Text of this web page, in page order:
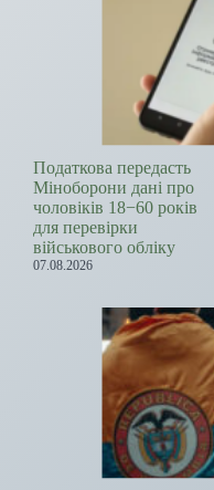
Податкова передасть
Міноборони дані про
чоловіків 18−60 років
для перевірки
військового обліку
07.08.2026